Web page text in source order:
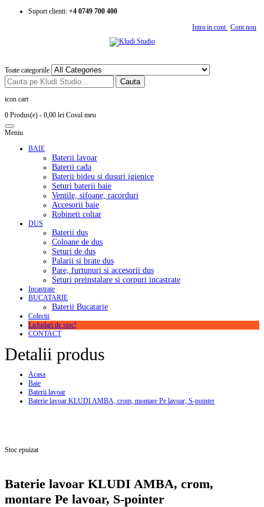
Suport clienti: +4 0749 700 400
Intra in cont Cont nou
Toate categoriile
Cauta
icon cart
0 Produs(e) - 0,00 lei Cosul meu
Meniu
BAIE
Baterii lavoar
Baterii cada
Baterii bideu si dusuri igienice
Seturi baterii baie
Ventile, sifoane, racorduri
Accesorii baie
Robineti coltar
DUS
Baterii dus
Coloane de dus
Seturi de dus
Palarii si brate dus
Pare, furtunuri si accesorii dus
Seturi preinstalare si corpuri incastrate
Incastrate
BUCATARIE
Baterii Bucatarie
Colectii
Lichidari de stoc!
CONTACT
Detalii produs
Acasa
Baie
Baterii lavoar
Baterie lavoar KLUDI AMBA, crom, montare Pe lavoar, S-pointer
Stoc epuizat
Baterie lavoar KLUDI AMBA, crom,
montare Pe lavoar, S-pointer